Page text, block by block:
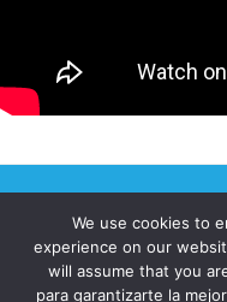
AUTOGIRO/el giro del
Funciona con -
We use cookies to
experience on our
will assume that you
para garantizarte la